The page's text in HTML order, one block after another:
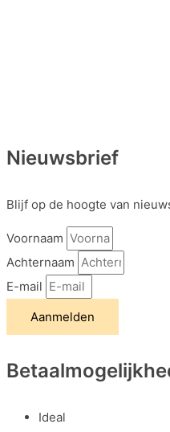
Nieuwsbrief
Blijf op de hoogte van
Voornaam
Achternaam
E-mail
Aanmelden
Ideal